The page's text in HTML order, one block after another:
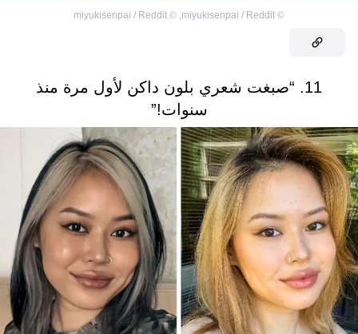
©
miyukisenpai / Reddit
,
©
miyukisenpai / Reddit
11. “صبغت شعري بلون داكن لأول مرة منذ
سنوات!”